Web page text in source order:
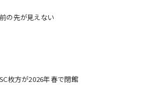
の先が見えない
枚方が2026年春で閉館